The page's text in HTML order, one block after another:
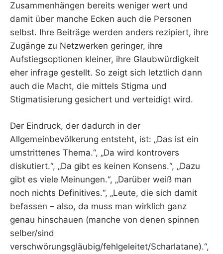
Zusammenhängen bereits weniger wert und
damit über manche Ecken auch die Personen
selbst. Ihre Beiträge werden anders rezipiert, ihre
Zugänge zu Netzwerken geringer, ihre
Aufstiegsoptionen kleiner, ihre Glaubwürdigkeit
eher infrage gestellt. So zeigt sich letztlich dann
auch die Macht, die mittels Stigma und
Stigmatisierung gesichert und verteidigt wird.
Der Eindruck, der dadurch in der
Allgemeinbevölkerung entsteht, ist: „Das ist ein
umstrittenes Thema.“, „Da wird kontrovers
diskutiert.“, „Da gibt es keinen Konsens.“, „Dazu
gibt es viele Meinungen.“, „Darüber weiß man
noch nichts Definitives.“, „Leute, die sich damit
befassen – also, da muss man wirklich ganz
genau hinschauen (manche von denen spinnen
selber/sind
verschwörungsgläubig/fehlgeleitet/Scharlatane).“,